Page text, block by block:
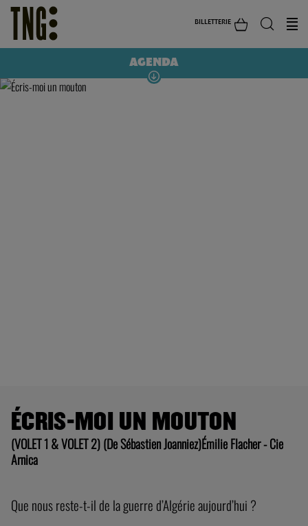
BILLETTERIE
AGENDA
ÉCRIS-MOI UN MOUTON
(VOLET 1 & VOLET 2) (De Sébastien Joanniez)Émilie Flacher - Cie
Arnica
Que nous reste-t-il de la guerre d’Algérie aujourd’hui ?